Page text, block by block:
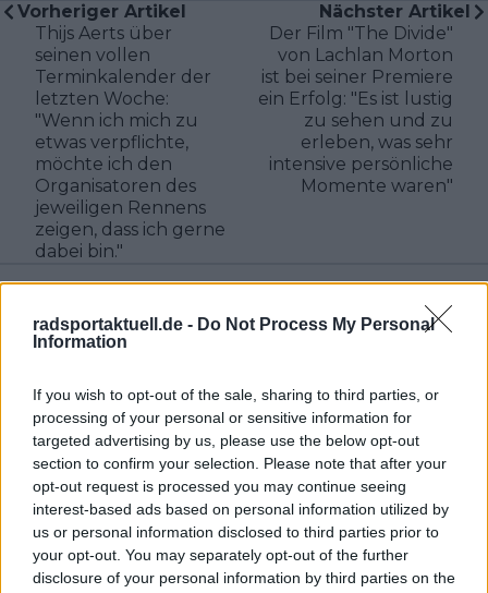
radsportaktuell.de - Do Not Process My Personal
Information
If you wish to opt-out of the sale, sharing to third parties, or
processing of your personal or sensitive information for
targeted advertising by us, please use the below opt-out
section to confirm your selection. Please note that after your
opt-out request is processed you may continue seeing
interest-based ads based on personal information utilized by
us or personal information disclosed to third parties prior to
your opt-out. You may separately opt-out of the further
disclosure of your personal information by third parties on the
Vorheriger Artikel
Thijs Aerts über
seinen vollen
Terminkalender der
letzten Woche:
"Wenn ich mich zu
etwas verpflichte,
möchte ich den
Organisatoren des
jeweiligen Rennens
zeigen, dass ich gerne
dabei bin."
Nächster Artikel
Der Film "The Divide"
von Lachlan Morton
ist bei seiner Premiere
ein Erfolg: "Es ist lustig
zu sehen und zu
erleben, was sehr
intensive persönliche
Momente waren"
Schreiben Sie einen Kommentar